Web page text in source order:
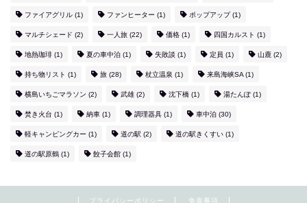
ファイアグリル (1) ファンヒーター (1) ポップアップ(1)
マルチシェード (2) 一人旅 (22) 価格 (1) 四国カルスト (1)
地熱珈琲 (1) 夏の車中泊 (1) 失敗談 (1) 定員 (1) 山鹿 (2)
持ち物リスト (1) 旅 (28) 杖立温泉 (1) 来島海峡SA(1)
横島いちごマラソン (2) 武雄 (2) 沈下橋 (1) 湯たんぽ(1)
焚き火台 (1) 納車 (1) 調理器具 (1) 車中泊 (30)
軽キャンピングカー (1) 道の駅 (2) 道の駅きくすい (1)
道の駅原鶴 (1) 餃子会館 (1)
プライバシーポリシー 免責事項